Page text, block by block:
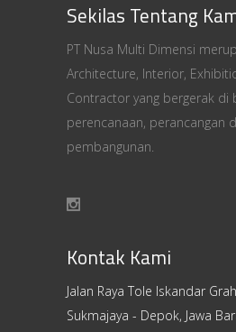
Sekilas Tentang
PT Nusa Multi Dimensi
Architecture, Interior,
Contractor yang bergerak di
perencanaan, perancangan
pembangunan.
Kontak Kami
Jalan Raya Tole Iskandar
Sukmajaya - Depok, Jawa